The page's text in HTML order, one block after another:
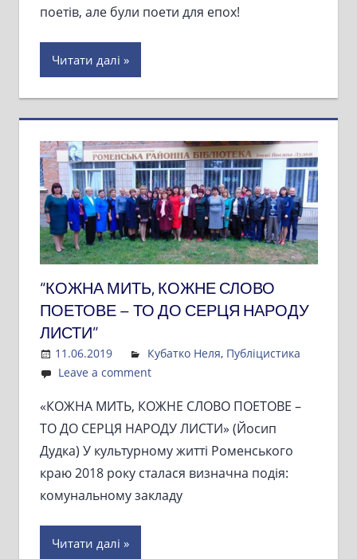
поетів, але були поети для епох!
Читати далі
“КОЖНА МИТЬ, КОЖНЕ СЛОВО
ПОЕТОВЕ – ТО ДО СЕРЦЯ НАРОДУ
ЛИСТИ”
11.06.2019 Admin
Кубатко Неля, Публіцистика
Leave a comment
«КОЖНА МИТЬ, КОЖНЕ СЛОВО ПОЕТОВЕ –
ТО ДО СЕРЦЯ НАРОДУ ЛИСТИ» (Йосип
Дудка) У культурному житті Роменського
краю 2018 року сталася визначна подія:
комунальному закладу
Читати далі